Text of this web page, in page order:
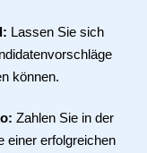
Lassen Sie sich
können.
Zahlen Sie in der
einer erfolgreichen